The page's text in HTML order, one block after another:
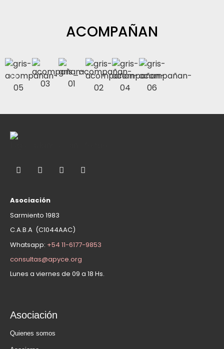
ACOMPAÑAN
Asociación
Sarmiento 1983
C.A.B.A (C1044AAC)
Whatsapp: +54 11-6177-9853
consultas@apyce.org
Lunes a viernes de 09 a 18 Hs.
Asociación
Quienes somos